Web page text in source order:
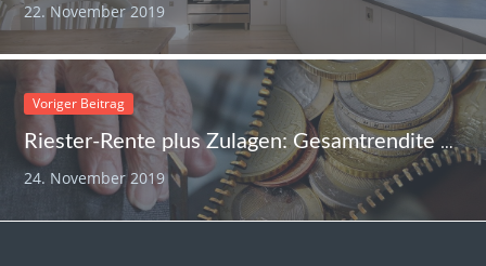
22. November 2019
Voriger Beitrag
Riester-Rente plus Zulagen: Gesamtrendite von 20 Prozent und mehr möglich
24. November 2019